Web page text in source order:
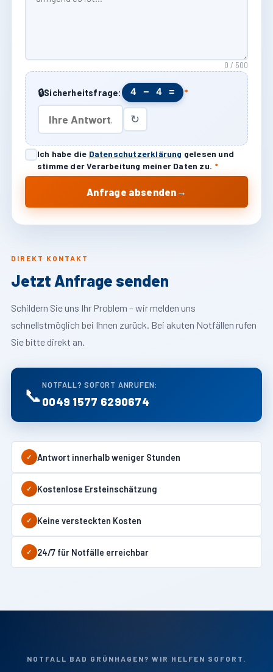
DIREKT KONTAKT
Jetzt Anfrage senden
Schildern Sie uns Ihr Problem – wir melden uns
schnellstmöglich bei Ihnen zurück. Bei akuten Notfällen rufen
Sie bitte direkt an.
📞 NOTFALL? SOFORT ANRUFEN:
0049 1577 6290674
✓ Antwort innerhalb weniger Stunden
✓ Kostenlose Ersteinschätzung
✓ Keine versteckten Kosten
✓ 24/7 für Notfälle erreichbar
0 / 500
🔒Sicherheitsfrage: 4 − 4 = *
↻
Ich habe die Datenschutzerklärung gelesen und
stimme der Verarbeitung meiner Daten zu. *
Anfrage absenden →
NOTFALL BAD GRÜNHAGEN? WIR HELFEN SOFORT.